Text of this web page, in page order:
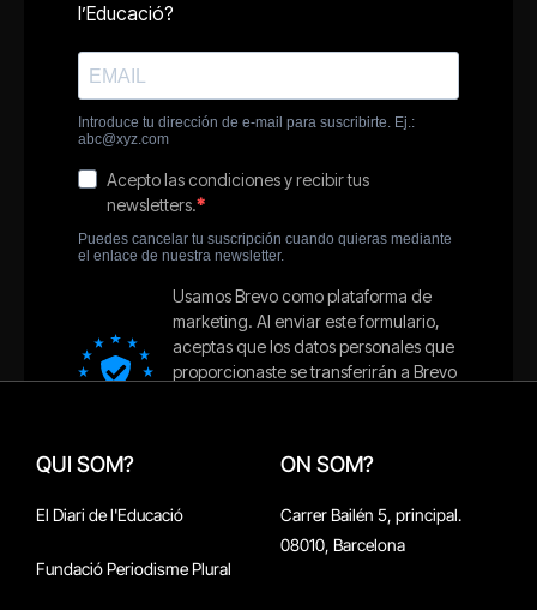
QUI SOM?
El Diari de l'Educació
Fundació Periodisme Plural
ON SOM?
Carrer Bailén 5, principal.
08010, Barcelona